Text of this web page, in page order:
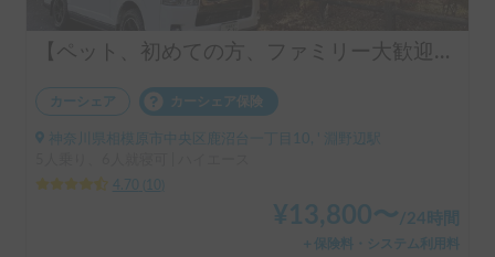
【ペット、初めての方、ファミリー大歓迎】【ヒーター付きの暖かい車内、扱い易い普通乗用車の大きさ、キャンプ用品オプション多数】初心者におすすめハイエース
カーシェア カーシェア保険
神奈川県相模原市中央区鹿沼台一丁目10, ' 淵野辺駅
4.70
¥ 13,800〜 /24時間
＋保険料・システム利用料